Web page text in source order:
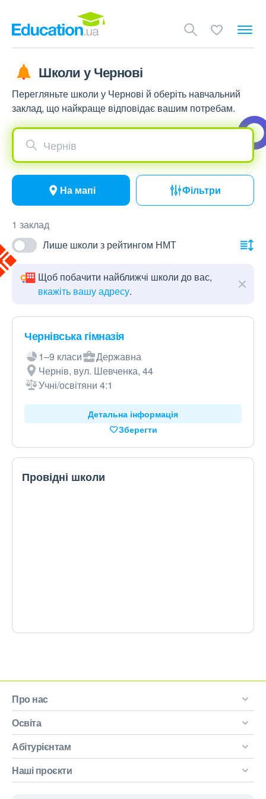
Школи у Чернові
Перегляньте школи у Чернові й оберіть навчальний
заклад, що найкраще відповідає вашим потребам.
Чернів
На мапі Фільтри
1 заклад
Лише школи з рейтингом НМТ
Щоб побачити найближчі школи до вас,
вкажіть вашу адресу.
Чернівська гімназія
1–9 класи
Державна
Чернів, вул. Шевченка, 44
Учні/освітяни 4:1
Детальна інформація
Зберегти
Провідні школи
Про нас
Освіта
Абітурієнтам
Наші проєкти